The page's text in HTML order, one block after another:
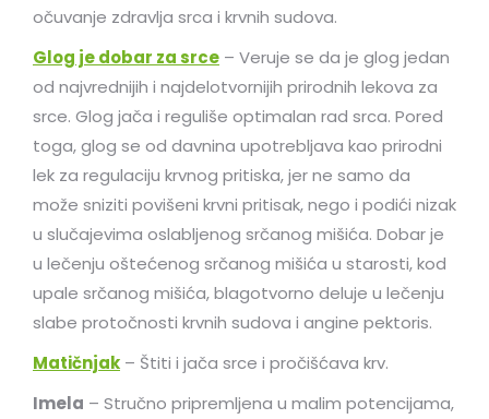
očuvanje zdravlja srca i krvnih sudova.
Glog je dobar za srce – Veruje se da je glog jedan
od najvrednijih i najdelotvornijih prirodnih lekova za
srce. Glog jača i reguliše optimalan rad srca. Pored
toga, glog se od davnina upotrebljava kao prirodni
lek za regulaciju krvnog pritiska, jer ne samo da
može sniziti povišeni krvni pritisak, nego i podići nizak
u slučajevima oslabljenog srčanog mišića. Dobar je
u lečenju oštećenog srčanog mišića u starosti, kod
upale srčanog mišića, blagotvorno deluje u lečenju
slabe protočnosti krvnih sudova i angine pektoris.
Matičnjak – Štiti i jača srce i pročišćava krv.
Imela – Stručno pripremljena u malim potencijama,